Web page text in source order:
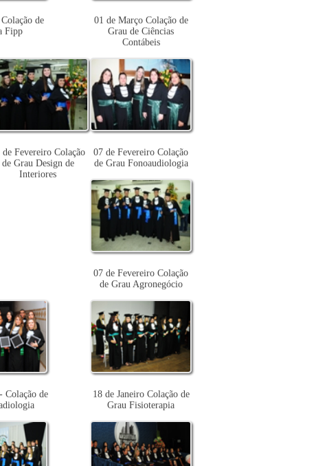
de
Fipp
01 de Março Colação de
Grau de Ciências
Contábeis
de Fevereiro Colação
de Grau Design de
Interiores
07 de Fevereiro Colação
de Grau Fonoaudiologia
07 de Fevereiro Colação
de Grau Agronegócio
Colação de
18 de Janeiro Colação de
Grau Fisioterapia